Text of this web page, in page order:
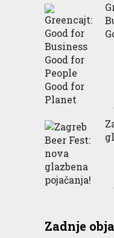
Zadnje